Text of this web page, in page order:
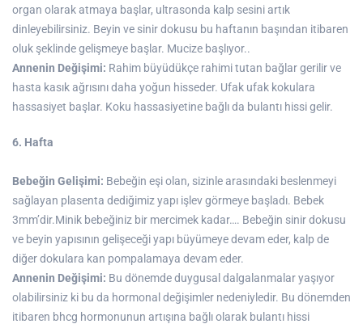
organ olarak atmaya başlar, ultrasonda kalp sesini artık
dinleyebilirsiniz. Beyin ve sinir dokusu bu haftanın başından itibaren
oluk şeklinde gelişmeye başlar. Mucize başlıyor..
Annenin Değişimi: Rahim büyüdükçe rahimi tutan bağlar gerilir ve
hasta kasık ağrısını daha yoğun hisseder. Ufak ufak kokulara
hassasiyet başlar. Koku hassasiyetine bağlı da bulantı hissi gelir.
6. Hafta
Bebeğin Gelişimi: Bebeğin eşi olan, sizinle arasındaki beslenmeyi
sağlayan plasenta dediğimiz yapı işlev görmeye başladı. Bebek
3mm’dir.Minik bebeğiniz bir mercimek kadar…. Bebeğin sinir dokusu
ve beyin yapısının gelişeceği yapı büyümeye devam eder, kalp de
diğer dokulara kan pompalamaya devam eder.
Annenin Değişimi: Bu dönemde duygusal dalgalanmalar yaşıyor
olabilirsiniz ki bu da hormonal değişimler nedeniyledir. Bu dönemden
itibaren bhcg hormonunun artışına bağlı olarak bulantı hissi